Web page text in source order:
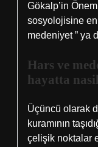
Gökalp’in
sosyolojisine en
medeniyet ” ya
Hars ve
hayatta
Üçüncü olarak
kuramının
çelişik noktalar